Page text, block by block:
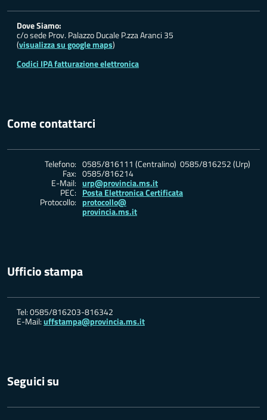
Dove Siamo:
c/o sede Prov. Palazzo Ducale P.zza Aranci 35
(visualizza su google maps)
Codici IPA fatturazione elettronica
Come contattarci
Telefono: 0585/816111 (Centralino) 0585/816252 (Urp)
Fax: 0585/816214
E-Mail: urp@provincia.ms.it
PEC: Posta Elettronica Certificata
Protocollo: protocollo@
provincia.ms.it
Ufficio stampa
Tel: 0585/816203-816342
E-Mail:uffstampa@provincia.ms.it
Seguici su